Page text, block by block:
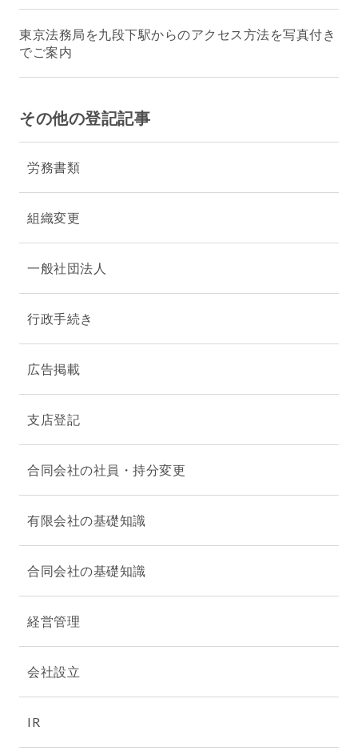
東京法務局を九段下駅からのアクセス方法を写真付き
でご案内
その他の登記記事
労務書類
組織変更
一般社団法人
行政手続き
広告掲載
支店登記
合同会社の社員・持分変更
有限会社の基礎知識
合同会社の基礎知識
経営管理
会社設立
IR